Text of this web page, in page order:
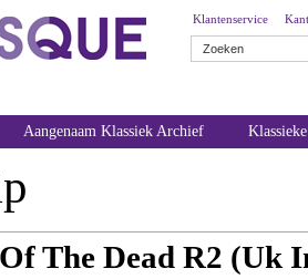
Klantenservice
Aangenaam Klassiek Archief
The Dead R2 (Uk